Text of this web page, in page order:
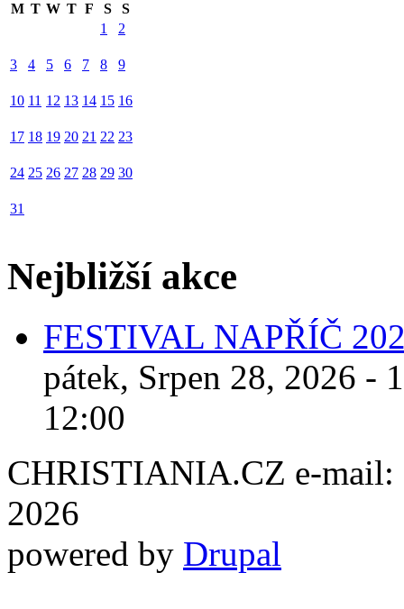
M T W T F S
S
1
2
3 4 5 6 7 8 9
10 11 12 13 14 15 16
17 18 19 20 21 22 23
24 25 26 27 28 29 30
31
Nejbližší akce
FESTIVAL NAPŘÍČ
pátek, Srpen 28, 2026 -
12:00
CHRISTIANIA.CZ e-mail:
2026
powered by Drupal